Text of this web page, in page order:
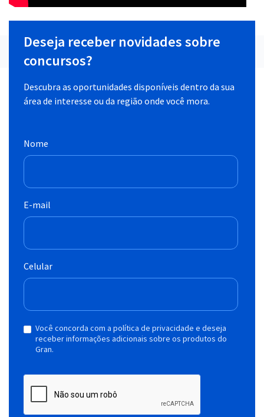
Deseja receber novidades sobre
concursos?
Descubra as oportunidades disponíveis dentro da sua
área de interesse ou da região onde você mora.
Nome
E-mail
Celular
Você concorda com a política de privacidade e deseja
receber informações adicionais sobre os produtos do
Gran.